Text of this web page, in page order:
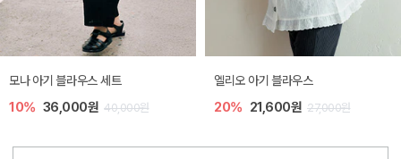
모나 아기 블라우스 세트
10% 36,000원 40,000원
엘리오 아기 블라우스
20% 21,600원 27,000원